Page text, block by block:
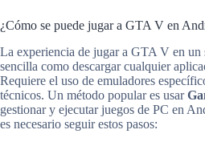
¿Cómo se puede jugar a GTA V en
La experiencia de jugar a GTA V en un
sencilla como descargar cualquier
Requiere el uso de emuladores
técnicos. Un método popular es usar
gestionar y ejecutar juegos de PC en
es necesario seguir estos pasos: